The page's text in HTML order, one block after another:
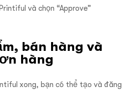
và chọn “Approve”
bán hàng và
hàng
xong, bạn có thể tạo và đăng